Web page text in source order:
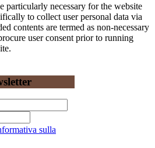
particularly necessary for the website
to collect user personal data via
contents are termed as non-necessary
user consent prior to running
sulla